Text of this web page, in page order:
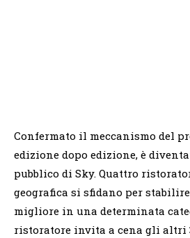
Confermato il meccanismo del
edizione dopo edizione, è
pubblico di Sky. Quattro
geografica si sfidano per
migliore in una determinata
ristoratore invita a cena gli altri